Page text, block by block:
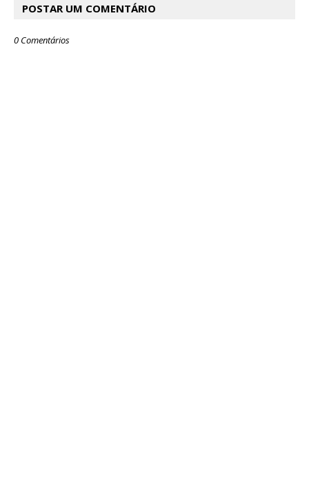
POSTAR UM COMENTÁRIO
0 Comentários